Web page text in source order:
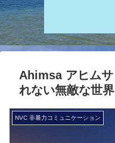
Ahimsa アヒム
れない無敵な世界
NVC 非暴力コミュニケーション